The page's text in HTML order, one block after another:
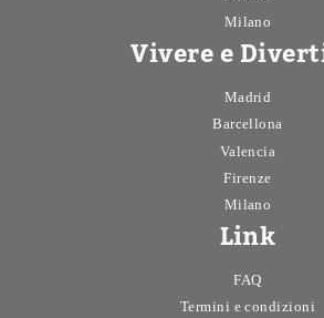
Milano
Vivere e
Madrid
Barcellona
Valencia
Firenze
Milano
Link
FAQ
Termini e condizioni